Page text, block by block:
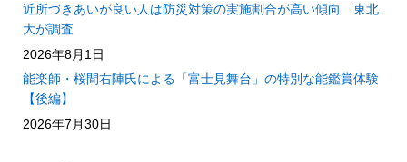
近所づきあいが良い人は防災対策の実施割合が高い傾向 東北
大が調査
2026年8月1日
能楽師・桜間右陣氏による「富士見舞台」の特別な能鑑賞体験
【後編】
2026年7月30日